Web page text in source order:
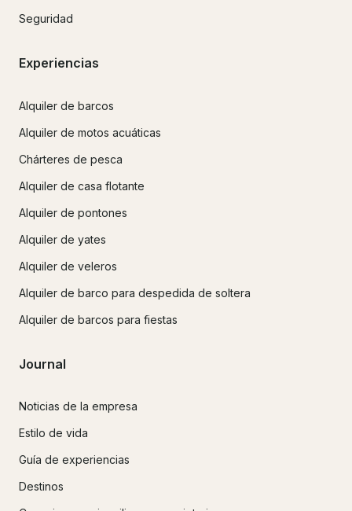
Seguridad
Experiencias
Alquiler de barcos
Alquiler de motos acuáticas
Chárteres de pesca
Alquiler de casa flotante
Alquiler de pontones
Alquiler de yates
Alquiler de veleros
Alquiler de barco para despedida de soltera
Alquiler de barcos para fiestas
Journal
Noticias de la empresa
Estilo de vida
Guía de experiencias
Destinos